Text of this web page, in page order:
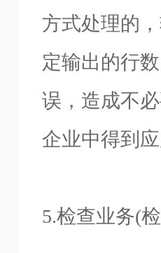
方式处理的
定输出的行
误，造成不
企业中得到
5.检查业务(